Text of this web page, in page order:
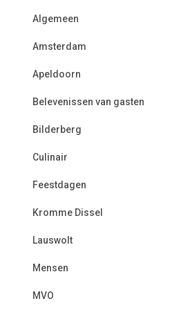
Algemeen
Amsterdam
Apeldoorn
Belevenissen van gasten
Bilderberg
Culinair
Feestdagen
Kromme Dissel
Lauswolt
Mensen
MVO